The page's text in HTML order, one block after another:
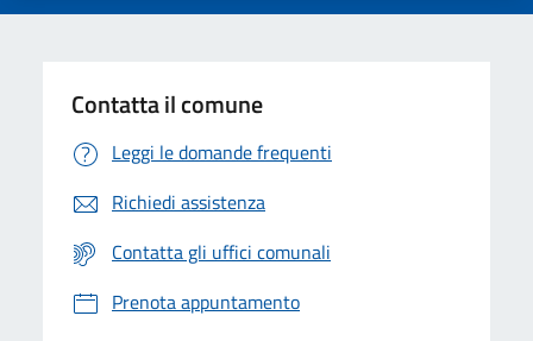
Contatta il comune
Leggi le domande frequenti
Richiedi assistenza
Contatta gli uffici comunali
Prenota appuntamento